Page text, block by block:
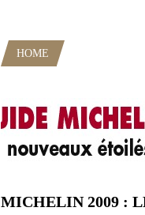
HOME
MICHELIN 2009 :